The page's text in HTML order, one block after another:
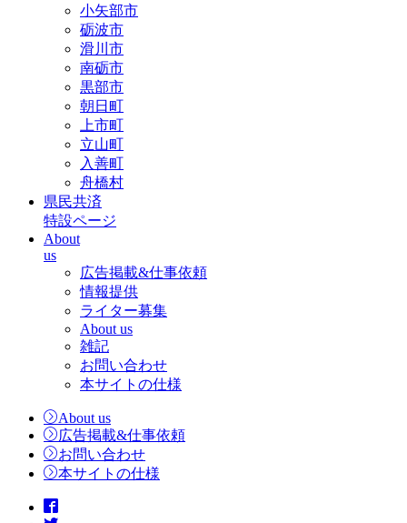
小矢部市
砺波市
滑川市
南砺市
黒部市
朝日町
上市町
立山町
入善町
舟橋村
県民共済
特設ページ
About
us
広告掲載&仕事依頼
情報提供
ライター募集
About us
雑記
お問い合わせ
本サイトの仕様
About us
広告掲載&仕事依頼
お問い合わせ
本サイトの仕様